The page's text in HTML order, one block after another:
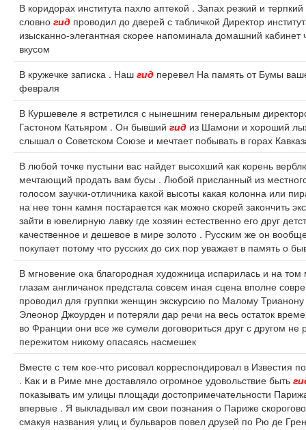
В коридорах института пахло аптекой . Запах резкий и
словно гид проводил до дверей с табличкой Директор
изысканно-элегантная скорее напоминала домашний
вкусом
В кружечке записка . Наш гид перевел На память от Бумы
февраля
В Куршевеле я встретился с нынешним генеральным
Гастоном Катьяром . Он бывший гид из Шамони и хороший
слышал о Советском Союзе и мечтает побывать в горах
В любой точке пустыни вас найдет высохший как корень
мечтающий продать вам бусы . Любой присланный из
голосом заучки-отличника какой высоты какая колонна или
на нее тонн камня постарается как можно скорей закончить
зайти в ювелирную лавку где хозяин естественно его друг
качественное и дешевое в мире золото . Русским же он
покупает потому что русских до сих пор уважает в память о
В мгновение ока благородная художница испарилась и на том
глазам англичанок предстала совсем иная сцена вполне
проводил для группки женщин экскурсию по Малому
Элеонор Джоурден и потеряли дар речи на весь остаток
во Франции они все же сумели договориться друг с другом не
пережитом никому опасаясь насмешек
Вместе с тем кое-что рисовал корреспондировал в Известия
. Как и в Риме мне доставляло огромное удовольствие быть
показывать им улицы площади достопримечательности
впервые . Я выкладывал им свои познания о Париже
смакуя названия улиц и бульваров повел друзей по Рю де